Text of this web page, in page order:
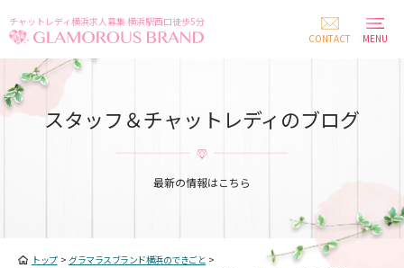
チャットレディ横浜求人募集 横浜駅西口徒歩5分
CONTACT
MENU
スタッフ＆チャットレディのブログ
最新の情報はこちら
トップ> グラマラスブランド横浜のできごと >